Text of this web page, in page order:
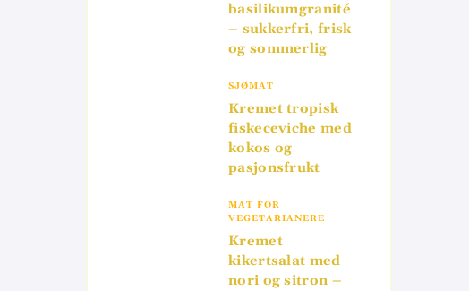
basilikumgranité
– sukkerfri, frisk
og sommerlig
SJØMAT
Kremet tropisk
fiskeceviche med
kokos og
pasjonsfrukt
MAT FOR
VEGETARIANERE
Kremet
kikertsalat med
nori og sitron –